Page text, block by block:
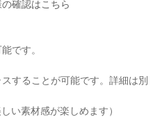
確認はこちら
です。
することが可能です。詳細は別
い素材感が楽しめます）